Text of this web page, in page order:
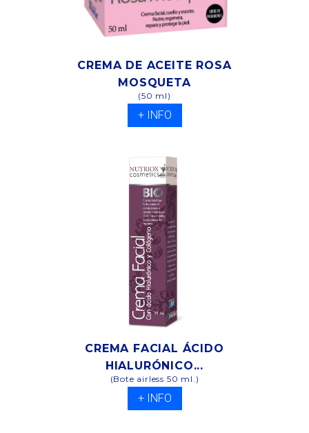
CREMA DE ACEITE ROSA
MOSQUETA
(50 ml)
+ INFO
CREMA FACIAL ÁCIDO
HIALURÓNICO...
(Bote airless 50 ml.)
+ INFO